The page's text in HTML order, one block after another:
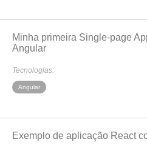
Minha primeira Single-page
Angular
Tecnologias:
Angular
Exemplo de aplicação React